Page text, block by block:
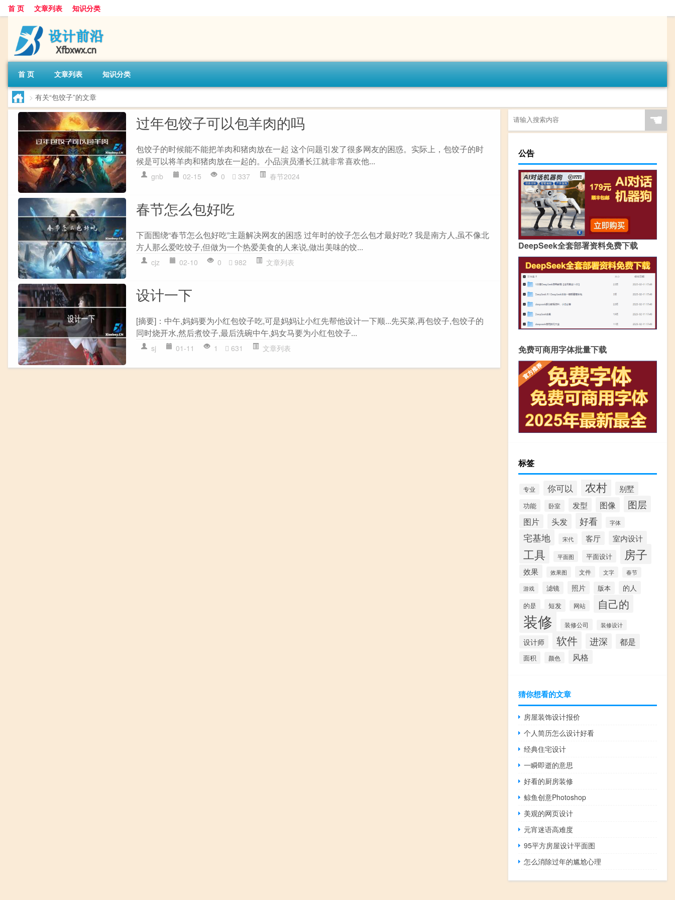
首 页 文章列表 知识分类
首 页 文章列表 知识分类
> 有关“包饺子”的文章
过年包饺子可以包羊肉的吗
包饺子的时候能不能把羊肉和猪肉放在一起 这个问题引发了很多网友的困惑。实际上，包饺子的时
候是可以将羊肉和猪肉放在一起的。小品演员潘长江就非常喜欢他...
gnb 02-15 0 337 春节2024
春节怎么包好吃
下面围绕“春节怎么包好吃”主题解决网友的困惑 过年时的饺子怎么包才最好吃? 我是南方人,虽不像北
方人那么爱吃饺子,但做为一个热爱美食的人来说,做出美味的饺...
cjz 02-10 0 982 文章列表
设计一下
[摘要]：中午,妈妈要为小红包饺子吃,可是妈妈让小红先帮他设计一下顺...先买菜,再包饺子,包饺子的
同时烧开水,然后煮饺子,最后洗碗中午,妈女马要为小红包饺子...
sj 01-11 1 631 文章列表
☚
公告
DeepSeek全套部署资料免费下载
免费可商用字体批量下载
标签
专业 你可以 农村 别墅
功能 卧室 发型 图像 图层
图片 头发 好看 字体
宅基地 宋代 客厅 室内设计
工具 平面图 平面设计 房子
效果 效果图 文件 文字 春节
游戏 滤镜 照片 版本 的人
的是 短发 网站 自己的
装修 装修公司 装修设计
设计师 软件 进深 都是
面积 颜色 风格
猜你想看的文章
房屋装饰设计报价
个人简历怎么设计好看
经典住宅设计
一瞬即逝的意思
好看的厨房装修
鲸鱼创意Photoshop
美观的网页设计
元宵迷语高难度
95平方房屋设计平面图
怎么消除过年的尴尬心理